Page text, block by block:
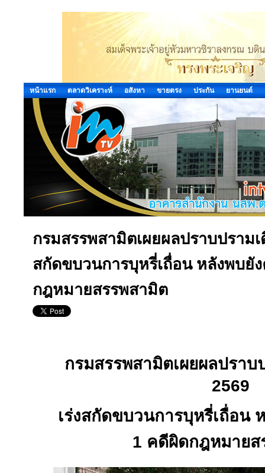
หน้าแรก ตลาดวิเคราะห์ อสังหา ขายตรง ประกัน ยานยนต์
กรมสรรพสามิตเผยผลปราบปราม
สกัดขบวนการบุหรี่เถื่อน หลังพบยั
กฎหมายสรรพสามิต
กรมสรรพสามิตเผยผลปรา
2569
เร่งสกัดขบวนการบุหรี่เถื่อน
1 คดีผิดกฎหมายส